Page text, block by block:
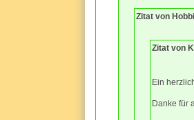
Zitat von
Zitat von
Ein
Danke für